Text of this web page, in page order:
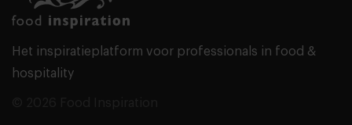
Het inspiratieplatform voor professionals in food &
hospitality